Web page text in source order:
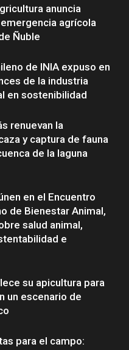
anuncia
agrícola
Ñuble
de INIA expuso en
de la industria
en sostenibilidad
renuevan la
y captura de fauna
de la laguna
en el Encuentro
de Bienestar Animal,
salud animal,
e
su apicultura para
un escenario de
para el campo: